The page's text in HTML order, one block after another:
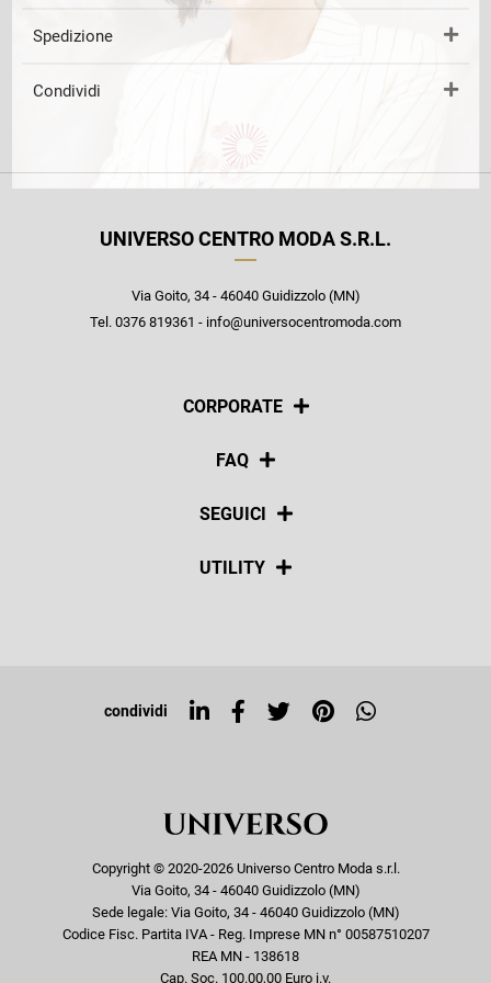
Spedizione
Condividi
UNIVERSO CENTRO MODA S.R.L.
Via Goito, 34 - 46040 Guidizzolo (MN)
Tel. 0376 819361 - info@universocentromoda.com
CORPORATE
Chi siamo
FAQ
Pagamenti
SEGUICI
Social
UTILITY
Top ricerche
condividi
Copyright © 2020-2026 Universo Centro Moda s.r.l.
Via Goito, 34 - 46040 Guidizzolo (MN)
Sede legale: Via Goito, 34 - 46040 Guidizzolo (MN)
Codice Fisc. Partita IVA - Reg. Imprese MN n° 00587510207
REA MN - 138618
Cap. Soc. 100.00,00 Euro i.v.